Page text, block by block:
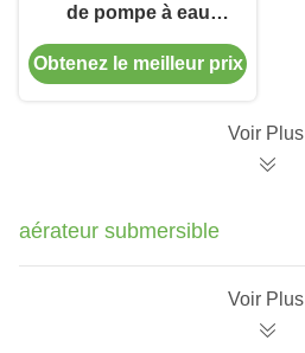
de pompe à eau
d'urgence à grande
vitesse avec boîte à
Obtenez le meilleur prix
Voir Plus
aérateur submersible
Voir Plus